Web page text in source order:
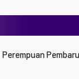
Pembaru